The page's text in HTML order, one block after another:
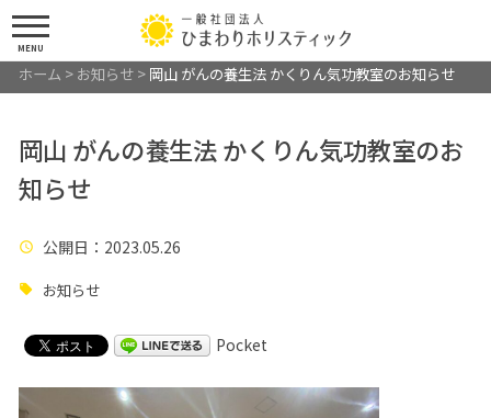
MENU
ホーム > お知らせ> 岡山 がんの養生法 かくりん気功教室のお知らせ
岡山 がんの養生法 かくりん気功教室のお
知らせ
公開日 ：2023.05.26
お知らせ
Pocket